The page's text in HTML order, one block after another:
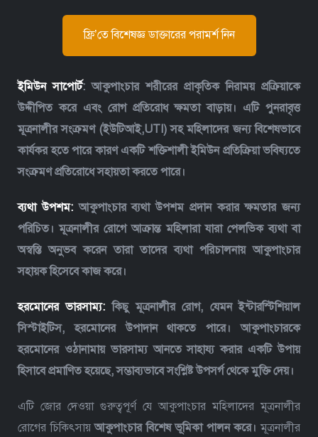
ফ্রি’তে বিশেষজ্ঞ ডাক্তারের পরামর্শ নিন
ইমিউন সাপোর্ট: আকুপাংচার শরীরের প্রাকৃতিক নিরাময় প্রক্রিয়াকে
উদ্দীপিত করে এবং রোগ প্রতিরোধ ক্ষমতা বাড়ায়। এটি পুনরাবৃত্ত
মূত্রনালীর সংক্রমণ (ইউটিআই,UTI) সহ মহিলাদের জন্য বিশেষভাবে
কার্যকর হতে পারে কারণ একটি শক্তিশালী ইমিউন প্রতিক্রিয়া ভবিষ্যতে
সংক্রমণ প্রতিরোধে সহায়তা করতে পারে।
ব্যথা উপশম:আকুপাংচার ব্যথা উপশম প্রদান করার ক্ষমতার জন্য
পরিচিত। মূত্রনালীর রোগে আক্রান্ত মহিলারা যারা পেলভিক ব্যথা বা
অস্বস্তি অনুভব করেন তারা তাদের ব্যথা পরিচালনায় আকুপাংচার
সহায়ক হিসেবে কাজ করে।
হরমোনের ভারসাম্য: কিছু মূত্রনালীর রোগ, যেমন ইন্টারস্টিশিয়াল
সিস্টাইটিস, হরমোনের উপাদান থাকতে পারে। আকুপাংচারকে
হরমোনের ওঠানামায় ভারসাম্য আনতে সাহায্য করার একটি উপায়
হিসাবে প্রমাণিত হয়েছে, সম্ভাব্যভাবে সংশ্লিষ্ট উপসর্গ থেকে মুক্তি দেয়।
এটি জোর দেওয়া গুরুত্বপূর্ণ যে আকুপাংচার মহিলাদের মূত্রনালীর
রোগের চিকিৎসায়আকুপাংচার বিশেষ ভূমিকা পালন করে।মূত্রনালীর